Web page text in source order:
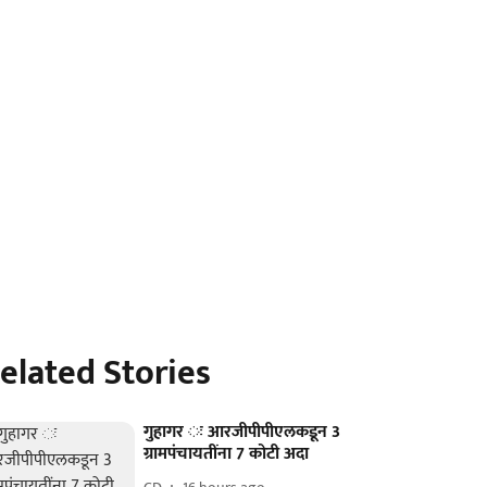
Stories
गुहागर ः आरजीपीपीएलकडून 3
ग्रामपंचायतींना 7 कोटी अदा